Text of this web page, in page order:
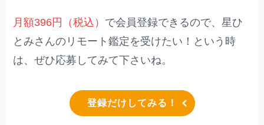
月額396円（税込） で会員登録できるので、星ひ
とみさんのリモート鑑定を受けたい！という時
は、ぜひ応募してみて下さいね。
登録だけしてみる！